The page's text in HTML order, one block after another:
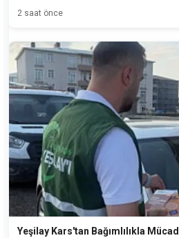
2 saat önce
Yeşilay Kars'tan Bağımlılıkla